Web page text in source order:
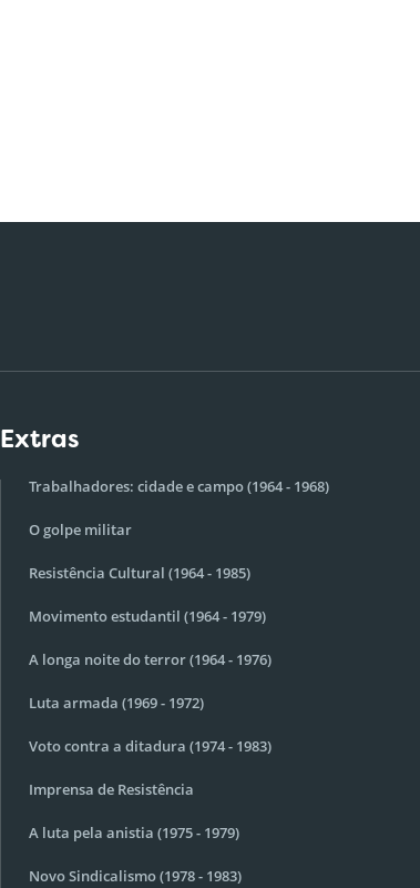
Extras
Trabalhadores: cidade e campo (1964 - 1968)
O golpe militar
Resistência Cultural (1964 - 1985)
Movimento estudantil (1964 - 1979)
A longa noite do terror (1964 - 1976)
Luta armada (1969 - 1972)
Voto contra a ditadura (1974 - 1983)
Imprensa de Resistência
A luta pela anistia (1975 - 1979)
Novo Sindicalismo (1978 - 1983)